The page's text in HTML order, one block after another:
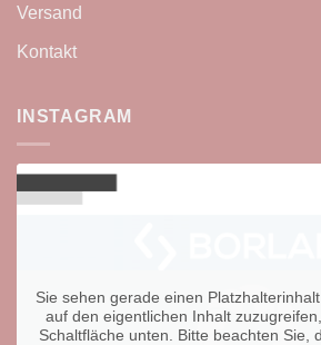
Versand
Kontakt
INSTAGRAM
Sie sehen gerade einen
auf den eigentlichen Inhalt
Schaltfläche unten. Bitte beachten Sie,